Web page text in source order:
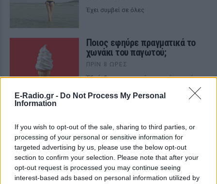
E-Radio.gr - Do Not Process My Personal
Information
If you wish to opt-out of the sale, sharing to third parties, or
processing of your personal or sensitive information for
targeted advertising by us, please use the below opt-out
section to confirm your selection. Please note that after your
opt-out request is processed you may continue seeing
interest-based ads based on personal information utilized by
Έχει συμβεί σε όλες
Ποιος εφηύρε πραγματικά το
χωνάκι του παγωτού;
ΠΡΙΝ 8 ΏΡΕΣ
Έξι άνθρωποι ισχυρίστηκαν ότι εφηύραν